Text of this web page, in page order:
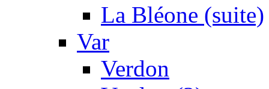
La Bléone (suite)
Var
Verdon